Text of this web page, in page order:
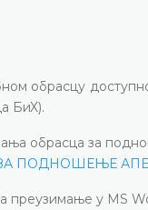
обрасцу
БиХ).
обрасца за
ПОДНОШЕЊЕ
преузимање у MS